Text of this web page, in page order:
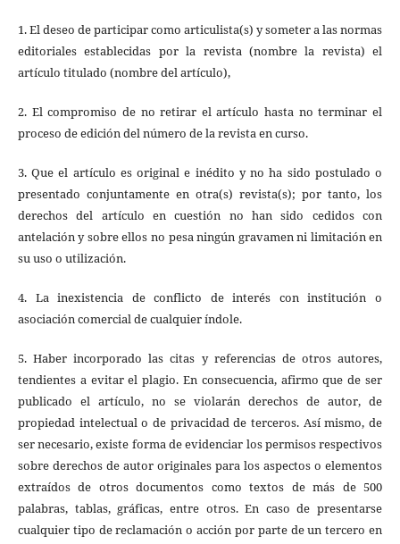
1. El deseo de participar como articulista(s) y someter a las normas
editoriales establecidas por la revista (nombre la revista) el
artículo titulado (nombre del artículo),
2. El compromiso de no retirar el artículo hasta no terminar el
proceso de edición del número de la revista en curso.
3. Que el artículo es original e inédito y no ha sido postulado o
presentado conjuntamente en otra(s) revista(s); por tanto, los
derechos del artículo en cuestión no han sido cedidos con
antelación y sobre ellos no pesa ningún gravamen ni limitación en
su uso o utilización.
4. La inexistencia de conflicto de interés con institución o
asociación comercial de cualquier índole.
5. Haber incorporado las citas y referencias de otros autores,
tendientes a evitar el plagio. En consecuencia, afirmo que de ser
publicado el artículo, no se violarán derechos de autor, de
propiedad intelectual o de privacidad de terceros. Así mismo, de
ser necesario, existe forma de evidenciar los permisos respectivos
sobre derechos de autor originales para los aspectos o elementos
extraídos de otros documentos como textos de más de 500
palabras, tablas, gráficas, entre otros. En caso de presentarse
cualquier tipo de reclamación o acción por parte de un tercero en